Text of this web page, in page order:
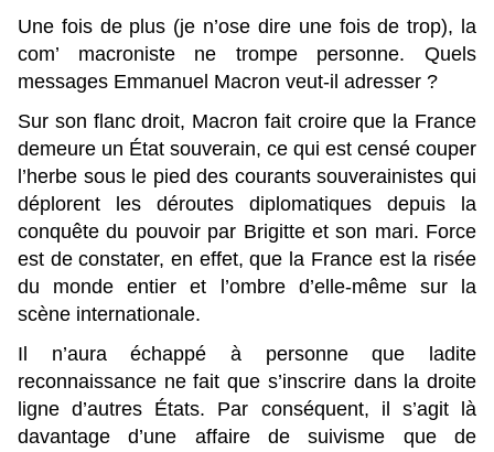
Une fois de plus (je n’ose dire une fois de trop), la
com’ macroniste ne trompe personne. Quels
messages Emmanuel Macron veut-il adresser ?
Sur son flanc droit, Macron fait croire que la France
demeure un État souverain, ce qui est censé couper
l’herbe sous le pied des courants souverainistes qui
déplorent les déroutes diplomatiques depuis la
conquête du pouvoir par Brigitte et son mari. Force
est de constater, en effet, que la France est la risée
du monde entier et l’ombre d’elle-même sur la
scène internationale.
Il n’aura échappé à personne que ladite
reconnaissance ne fait que s’inscrire dans la droite
ligne d’autres États. Par conséquent, il s’agit là
davantage d’une affaire de suivisme que de